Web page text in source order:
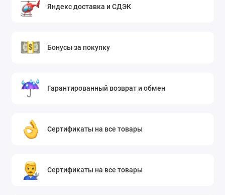
Яндекс доставка и СДЭК
Бонусы за покупку
Гарантированный возврат и обмен
Сертификаты на все товары
Сертификаты на все товары